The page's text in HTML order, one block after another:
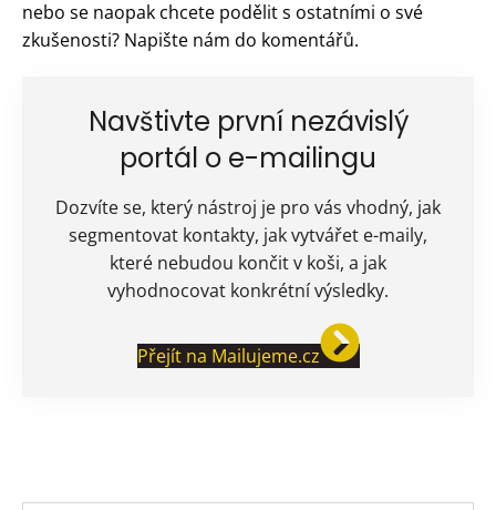
nebo se naopak chcete podělit s ostatními o své
zkušenosti? Napište nám do komentářů.
Navštivte první nezávislý
portál o e-mailingu
Dozvíte se, který nástroj je pro vás vhodný, jak
segmentovat kontakty, jak vytvářet e-maily,
které nebudou končit v koši, a jak
vyhodnocovat konkrétní výsledky.
Přejít na Mailujeme.cz